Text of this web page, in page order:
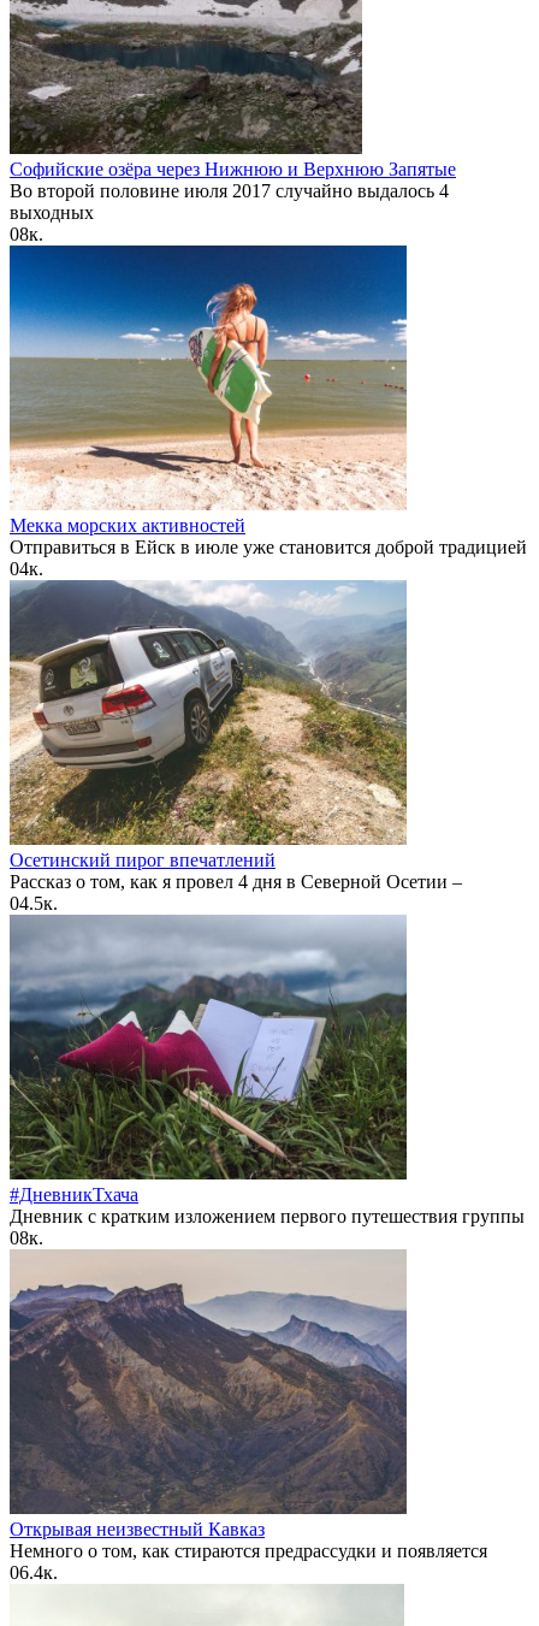
Софийские озёра через Нижнюю и Верхнюю Запятые
Во второй половине июля 2017 случайно выдалось 4
выходных
08к.
Мекка морских активностей
Отправиться в Ейск в июле уже становится доброй традицией
04к.
Осетинский пирог впечатлений
Рассказ о том, как я провел 4 дня в Северной Осетии –
04.5к.
#ДневникТхача
Дневник с кратким изложением первого путешествия группы
08к.
Открывая неизвестный Кавказ
Немного о том, как стираются предрассудки и появляется
06.4к.